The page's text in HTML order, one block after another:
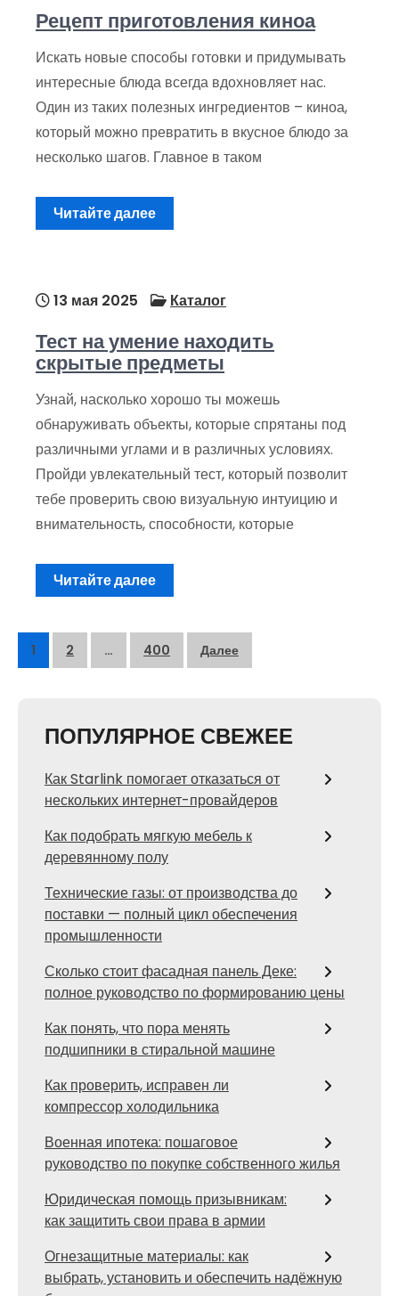
Рецепт приготовления киноа
Искать новые способы готовки и придумывать
интересные блюда всегда вдохновляет нас.
Один из таких полезных ингредиентов – киноа,
который можно превратить в вкусное блюдо за
несколько шагов. Главное в таком
Читайте далее
13 мая 2025 Каталог
Тест на умение находить
скрытые предметы
Узнай, насколько хорошо ты можешь
обнаруживать объекты, которые спрятаны под
различными углами и в различных условиях.
Пройди увлекательный тест, который позволит
тебе проверить свою визуальную интуицию и
внимательность, способности, которые
Читайте далее
Пагинация
1 2 … 400 Далее
ПОПУЛЯРНОЕ СВЕЖЕЕ
Как Starlink помогает отказаться от
нескольких интернет-провайдеров
Как подобрать мягкую мебель к
деревянному полу
Технические газы: от производства до
поставки — полный цикл обеспечения
промышленности
Сколько стоит фасадная панель Деке:
полное руководство по формированию цены
Как понять, что пора менять
подшипники в стиральной машине
Как проверить, исправен ли
компрессор холодильника
Военная ипотека: пошаговое
руководство по покупке собственного жилья
Юридическая помощь призывникам:
как защитить свои права в армии
Огнезащитные материалы: как
выбрать, установить и обеспечить надёжную